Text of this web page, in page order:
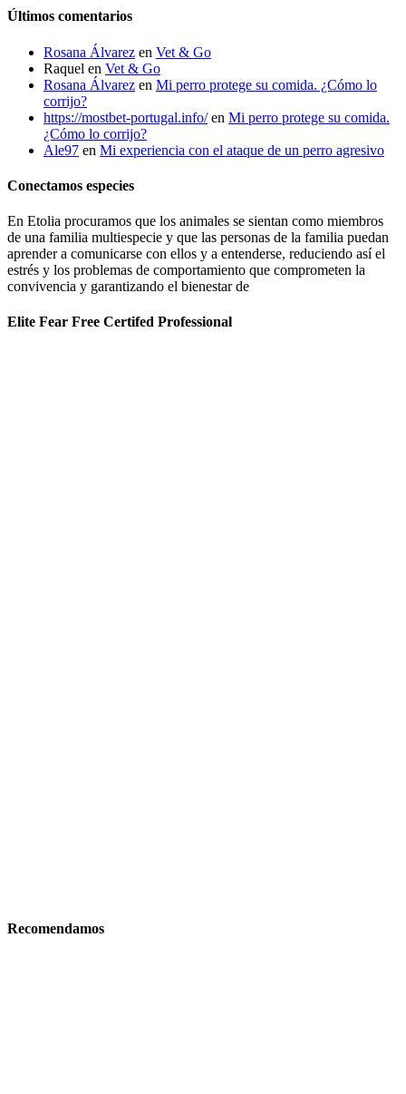
Últimos comentarios
Rosana Álvarez en Vet & Go
Raquel en Vet & Go
Rosana Álvarez en Mi perro protege su comida. ¿Cómo lo
corrijo?
https://mostbet-portugal.info/en Mi perro protege su comida.
¿Cómo lo corrijo?
Ale97 en Mi experiencia con el ataque de un perro agresivo
Conectamos especies
En Etolia procuramos que los animales se sientan como miembros
de una familia multiespecie y que las personas de la familia puedan
aprender a comunicarse con ellos y a entenderse, reduciendo así el
estrés y los problemas de comportamiento que comprometen la
convivencia y garantizando el bienestar de
Elite Fear Free Certifed Professional
Recomendamos